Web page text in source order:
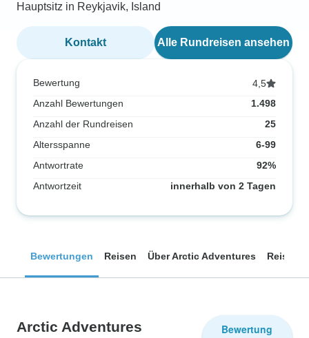
Hauptsitz in Reykjavik, Island
Kontakt Alle Rundreisen ansehen
Bewertung
4,5
Anzahl Bewertungen
1.498
Anzahl der Rundreisen
25
Altersspanne
6-99
Antwortrate
92%
Antwortzeit
innerhalb von 2 Tagen
Bewertungen Reisen Über Arctic Adventures
Arctic Adventures
Bewertung